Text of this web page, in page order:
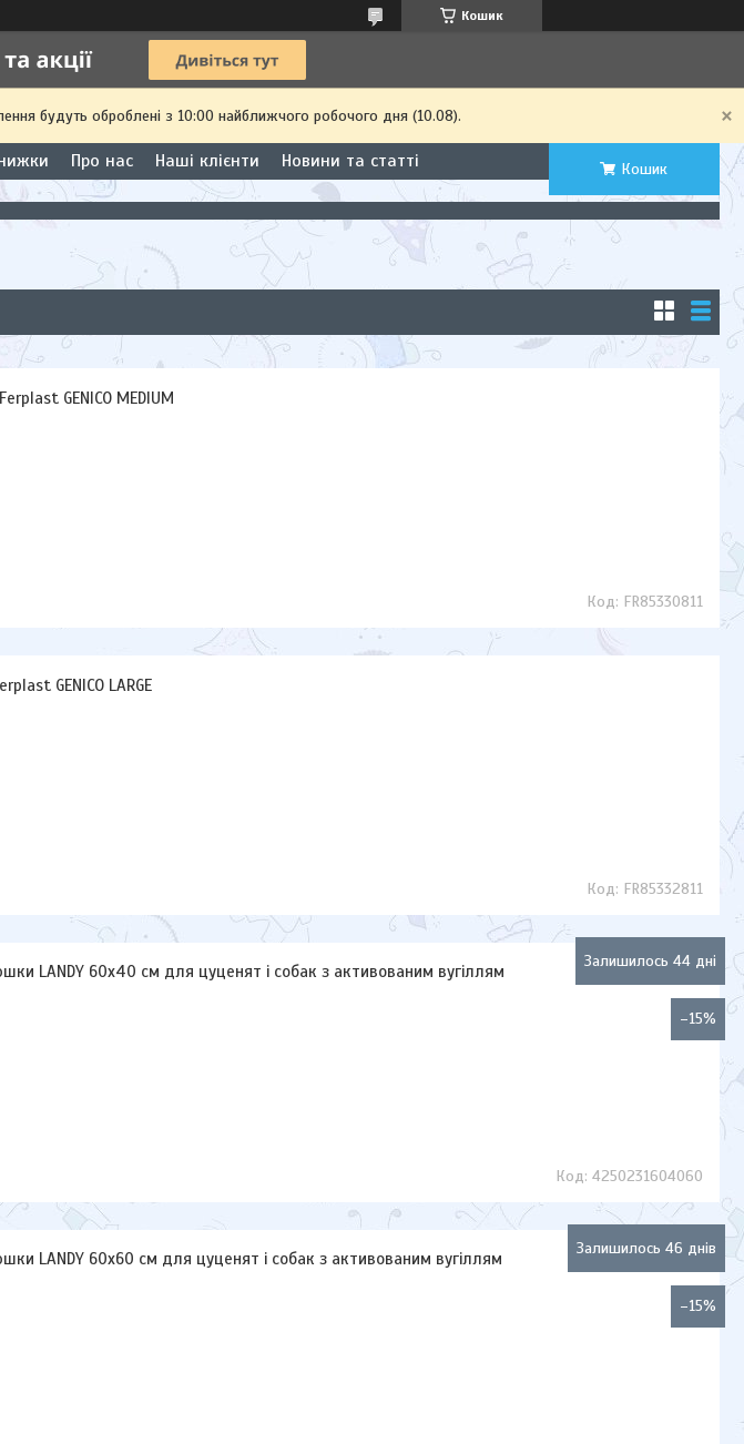
Кошик
будуть оброблені з 10:00 найближчого робочого дня (10.08).
Про нас Наші клієнти Новини та статті Кошик
GENICO MEDIUM
FR85330811
GENICO LARGE
FR85332811
–15%
Залишилось 44 дні
LANDY 60х40 см для цуценят і собак з активованим вугіллям
4250231604060
–15%
Залишилось 46 днів
LANDY 60х60 см для цуценят і собак з активованим вугіллям